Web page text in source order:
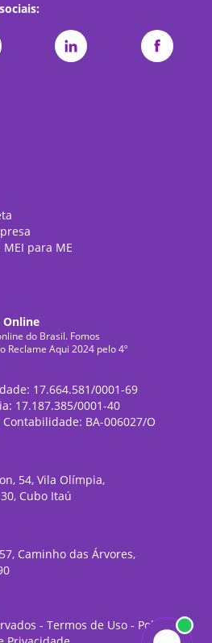
para ME
Online
do Brasil. Fomos
Reclame Aqui 2024 pelo 4º
17.664.581/0001-69
17.187.385/0001-40
BA-006027/O
54, Vila Olímpia,
Cubo Itaú
Caminho das Árvores,
- Termos de Uso- Política